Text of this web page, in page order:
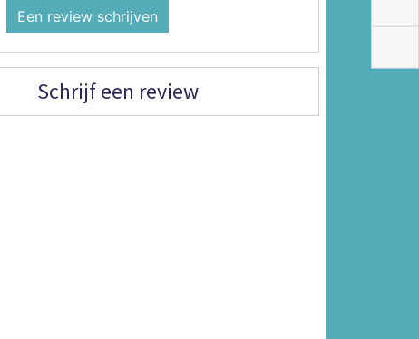
Een review schrijven
Schrijf een review